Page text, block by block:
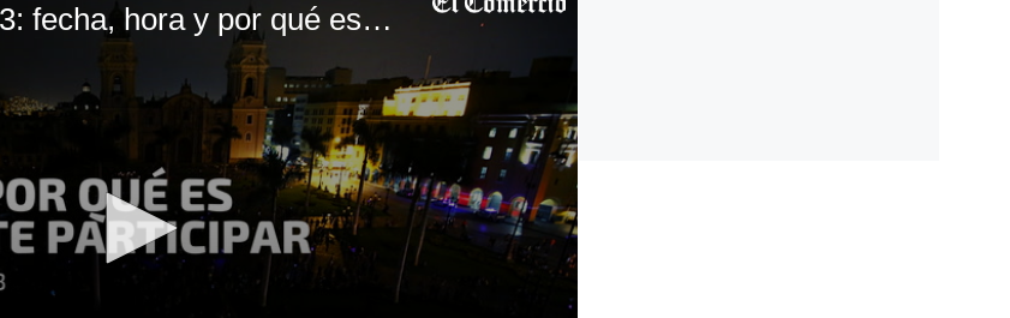
Hora del Planeta 2023: fecha, hora y por qué es importante participar